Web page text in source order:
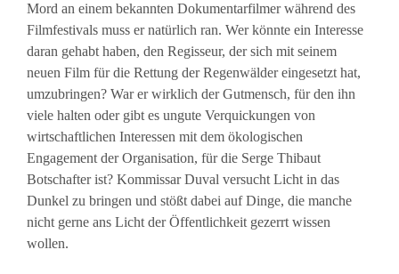
Mord an einem bekannten Dokumentarfilmer während des
Filmfestivals muss er natürlich ran. Wer könnte ein Interesse
daran gehabt haben, den Regisseur, der sich mit seinem
neuen Film für die Rettung der Regenwälder eingesetzt hat,
umzubringen? War er wirklich der Gutmensch, für den ihn
viele halten oder gibt es ungute Verquickungen von
wirtschaftlichen Interessen mit dem ökologischen
Engagement der Organisation, für die Serge Thibaut
Botschafter ist? Kommissar Duval versucht Licht in das
Dunkel zu bringen und stößt dabei auf Dinge, die manche
nicht gerne ans Licht der Öffentlichkeit gezerrt wissen
wollen.